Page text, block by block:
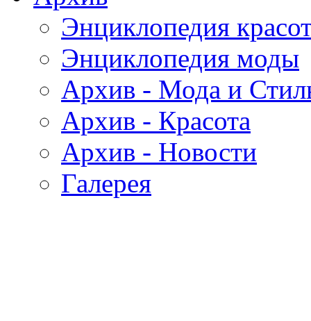
Энциклопедия
Энциклопедия моды
Архив - Мода и
Архив - Красота
Архив - Новости
Галерея